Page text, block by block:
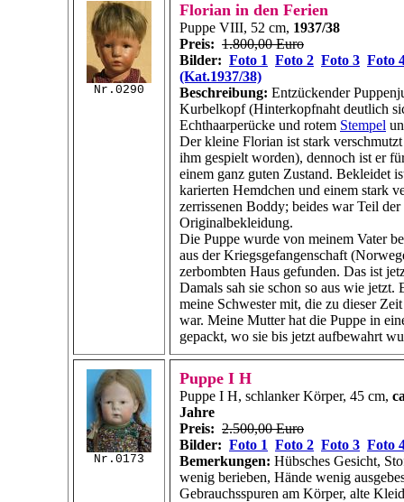
Nr.0290
Florian in den Ferien
Puppe VIII, 52 cm, 1937/38
Preis: 1.800,00 Euro
Bilder: Foto 1 Foto 2 Foto 3 Foto
(Kat.1937/38)
Beschreibung: Entzückender
Kurbelkopf (Hinterkopfnaht deutlich
Echthaarperücke und rotem Stempel
Der kleine Florian ist stark
ihm gespielt worden), dennoch ist er
einem ganz guten Zustand. Bekleidet
karierten Hemdchen und einem stark
zerrissenen Boddy; beides war Teil der
Originalbekleidung.
Die Puppe wurde von meinem Vater
aus der Kriegsgefangenschaft
zerbombten Haus gefunden. Das ist
Damals sah sie schon so aus wie jetzt.
meine Schwester mit, die zu dieser
war. Meine Mutter hat die Puppe in
gepackt, wo sie bis jetzt aufbewahrt
Nr.0173
Puppe I H
Puppe I H, schlanker Körper, 45 cm,
Jahre
Preis: 2.500,00 Euro
Bilder: Foto 1 Foto 2 Foto 3 Foto
Bemerkungen: Hübsches Gesicht,
wenig berieben, Hände wenig
Gebrauchsspuren am Körper, alte